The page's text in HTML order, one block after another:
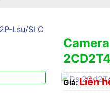
Giá:Liên